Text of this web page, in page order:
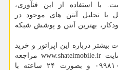
با استفاده از این فنآوری،
با تحلیل آنتن های موجود در
بهترین آنتن و پوشش شبکه
بیشتر درباره این اپراتور و خرید
سیمکارت، می توانند به وب سایت www.shatelmobile.ir مراجعه
کنند یا بوسیله شماره ۰۹۹۸۱۰۰۰۰۰۰ و بصورت ۲۴ ساعته با